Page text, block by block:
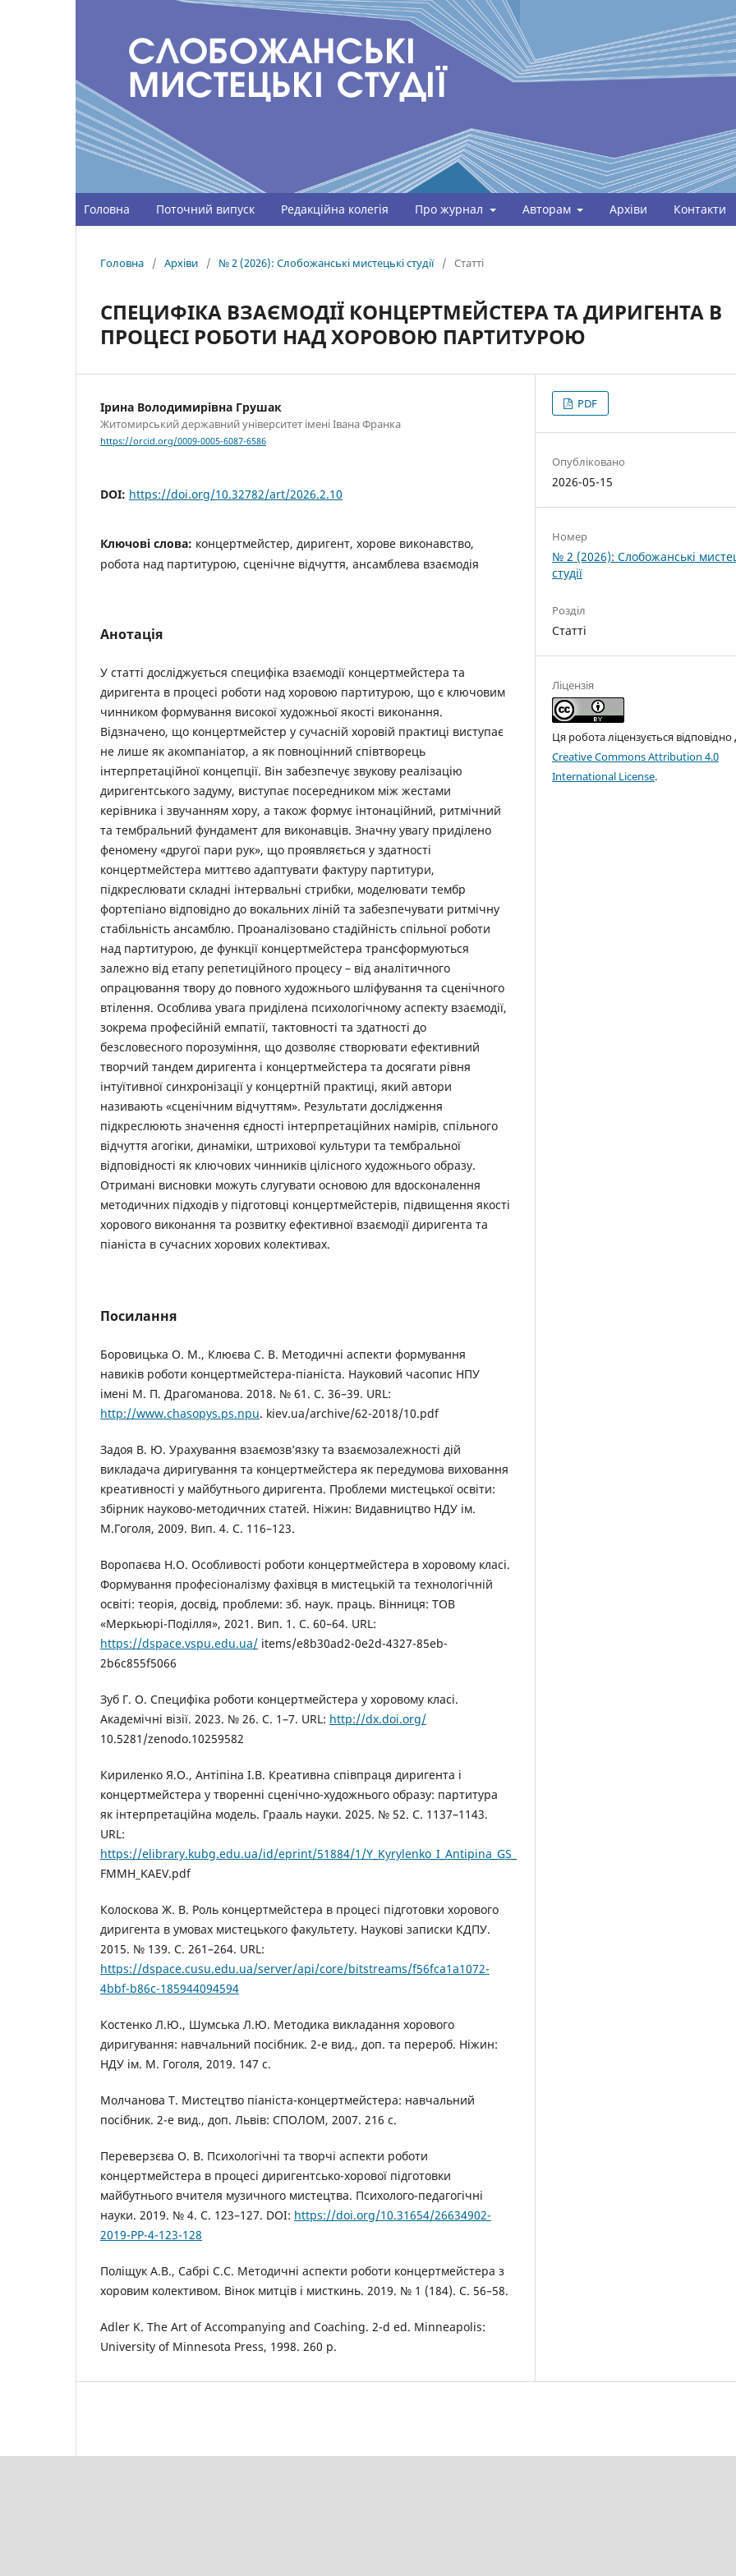
Головна Поточний випуск Редакційна колегія Про журнал Авторам Архіви Контакти
Головна / Архіви / № 2 (2026): Слобожанські мистецькі студії / Статті
СПЕЦИФІКА ВЗАЄМОДІЇ КОНЦЕРТМЕЙСТЕРА ТА ДИРИГЕНТА В
ПРОЦЕСІ РОБОТИ НАД ХОРОВОЮ ПАРТИТУРОЮ
Ірина Володимирівна Грушак
Житомирський державний університет імені Івана Франка
https://orcid.org/0009-0005-6087-6586
DOI: https://doi.org/10.32782/art/2026.2.10
Ключові слова: концертмейстер, диригент, хорове виконавство,
робота над партитурою, сценічне відчуття, ансамблева взаємодія
Анотація
У статті досліджується специфіка взаємодії концертмейстера та
диригента в процесі роботи над хоровою партитурою, що є ключовим
чинником формування високої художньої якості виконання.
Відзначено, що концертмейстер у сучасній хоровій практиці виступає
не лише як акомпаніатор, а як повноцінний співтворець
інтерпретаційної концепції. Він забезпечує звукову реалізацію
диригентського задуму, виступає посередником між жестами
керівника і звучанням хору, а також формує інтонаційний, ритмічний
та тембральний фундамент для виконавців. Значну увагу приділено
феномену «другої пари рук», що проявляється у здатності
концертмейстера миттєво адаптувати фактуру партитури,
підкреслювати складні інтервальні стрибки, моделювати тембр
фортепіано відповідно до вокальних ліній та забезпечувати ритмічну
стабільність ансамблю. Проаналізовано стадійність спільної роботи
над партитурою, де функції концертмейстера трансформуються
залежно від етапу репетиційного процесу – від аналітичного
опрацювання твору до повного художнього шліфування та сценічного
втілення. Особлива увага приділена психологічному аспекту взаємодії,
зокрема професійній емпатії, тактовності та здатності до
безсловесного порозуміння, що дозволяє створювати ефективний
творчий тандем диригента і концертмейстера та досягати рівня
інтуїтивної синхронізації у концертній практиці, який автори
називають «сценічним відчуттям». Результати дослідження
підкреслюють значення єдності інтерпретаційних намірів, спільного
відчуття агогіки, динаміки, штрихової культури та тембральної
відповідності як ключових чинників цілісного художнього образу.
Отримані висновки можуть слугувати основою для вдосконалення
методичних підходів у підготовці концертмейстерів, підвищення якості
хорового виконання та розвитку ефективної взаємодії диригента та
піаніста в сучасних хорових колективах.
Посилання
Боровицька О. М., Клюєва С. В. Методичні аспекти формування
навиків роботи концертмейстера-піаніста. Науковий часопис НПУ
імені М. П. Драгоманова. 2018. № 61. С. 36–39. URL:
http://www.chasopys.ps.npu. kiev.ua/archive/62-2018/10.pdf
Задоя В. Ю. Урахування взаємозв’язку та взаємозалежності дій
викладача диригування та концертмейстера як передумова виховання
креативності у майбутнього диригента. Проблеми мистецької освіти:
збірник науково-методичних статей. Ніжин: Видавництво НДУ ім.
М.Гоголя, 2009. Вип. 4. С. 116–123.
Воропаєва Н.О. Особливості роботи концертмейстера в хоровому класі.
Формування професіоналізму фахівця в мистецькій та технологічній
освіті: теорія, досвід, проблеми: зб. наук. праць. Вінниця: ТОВ
«Меркьюрі-Поділля», 2021. Вип. 1. С. 60–64. URL:
https://dspace.vspu.edu.ua/ items/e8b30ad2-0e2d-4327-85eb-
2b6c855f5066
Зуб Г. О. Специфіка роботи концертмейстера у хоровому класі.
Академічні візії. 2023. № 26. С. 1–7. URL: http://dx.doi.org/
10.5281/zenodo.10259582
Кириленко Я.О., Антіпіна І.В. Креативна співпраця диригента і
концертмейстера у творенні сценічно-художнього образу: партитура
як інтерпретаційна модель. Грааль науки. 2025. № 52. С. 1137–1143.
URL:
https://elibrary.kubg.edu.ua/id/eprint/51884/1/Y_Kyrylenko_I_Antipina_GS_
FMMH_KAEV.pdf
Колоскова Ж. В. Роль концертмейстера в процесі підготовки хорового
диригента в умовах мистецького факультету. Наукові записки КДПУ.
2015. № 139. С. 261–264. URL:
https://dspace.cusu.edu.ua/server/api/core/bitstreams/f56fca1a1072-
4bbf-b86c-185944094594
Костенко Л.Ю., Шумська Л.Ю. Методика викладання хорового
диригування: навчальний посібник. 2-е вид., доп. та перероб. Ніжин:
НДУ ім. М. Гоголя, 2019. 147 c.
Молчанова Т. Мистецтво піаніста-концертмейстера: навчальний
посібник. 2-е вид., доп. Львів: СПОЛОМ, 2007. 216 с.
Переверзєва О. В. Психологічні та творчі аспекти роботи
концертмейстера в процесі диригентсько-хорової підготовки
майбутнього вчителя музичного мистецтва. Психолого-педагогічні
науки. 2019. № 4. С. 123–127. DOI: https://doi.org/10.31654/26634902-
2019-PP-4-123-128
Поліщук А.В., Сабрі С.С. Методичні аспекти роботи концертмейстера з
хоровим колективом. Вінок митців і мисткинь. 2019. № 1 (184). С. 56–58.
Adler K. The Art of Accompanying and Coaching. 2-d ed. Minneapolis:
University of Minnesota Press, 1998. 260 p.
PDF
Опубліковано
2026-05-15
Номер
№ 2 (2026): Слобожанські
студії
Розділ
Статті
Ліцензія
Ця робота ліцензується відповідно
Creative Commons Attribution 4.0
International License.